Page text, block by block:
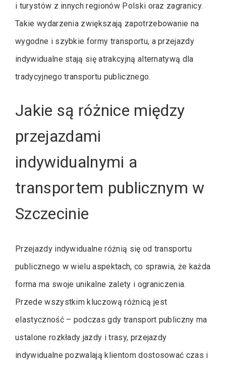
i turystów z innych regionów Polski oraz zagranicy.
Takie wydarzenia zwiększają zapotrzebowanie na
wygodne i szybkie formy transportu, a przejazdy
indywidualne stają się atrakcyjną alternatywą dla
tradycyjnego transportu publicznego.
Jakie są różnice między
przejazdami
indywidualnymi a
transportem publicznym w
Szczecinie
Przejazdy indywidualne różnią się od transportu
publicznego w wielu aspektach, co sprawia, że każda
forma ma swoje unikalne zalety i ograniczenia.
Przede wszystkim kluczową różnicą jest
elastyczność – podczas gdy transport publiczny ma
ustalone rozkłady jazdy i trasy, przejazdy
indywidualne pozwalają klientom dostosować czas i